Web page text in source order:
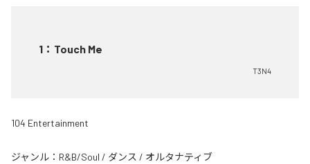
1 ： Touch Me
T3N4
104 Entertainment
ジャンル： R&B/Soul / ダンス / オルタナティブ